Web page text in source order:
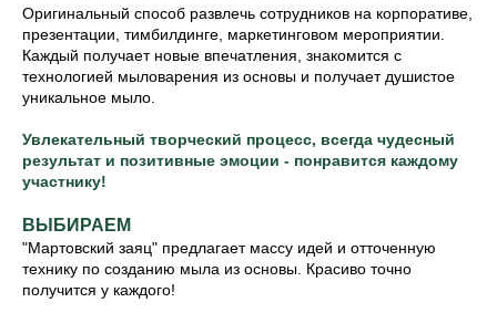
Оригинальный способ развлечь сотрудников на корпоративе,
презентации, тимбилдинге, маркетинговом мероприятии.
Каждый получает новые впечатления, знакомится с
технологией мыловарения из основы и получает душистое
уникальное мыло.
Увлекательный творческий процесс, всегда чудесный
результат и позитивные эмоции - понравится каждому
участнику!
ВЫБИРАЕМ
"Мартовский заяц" предлагает массу идей и отточенную
технику по созданию мыла из основы. Красиво точно
получится у каждого!